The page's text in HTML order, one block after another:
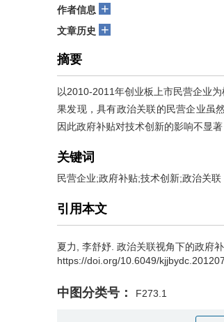
作者信息 +
文章历史 +
摘要
以2010-2011年创业板上市民营企业
果发现，具有政治关联的民营企业虽
因此政府补贴对技术创新的影响不显
关键词
民营企业;政府补贴;技术创新;政治关联
引用本文
夏力 李舒妤 政治关联视角下的政府
https://doi.org/10.6049/
中图分类号： F273.1